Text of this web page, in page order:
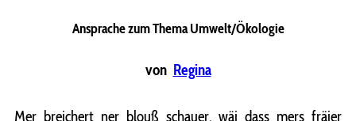
Ansprache zum Thema Umwelt/Ökologie
von Regina
Mer breichert ner blouß schauer, wäi dass mers fräier